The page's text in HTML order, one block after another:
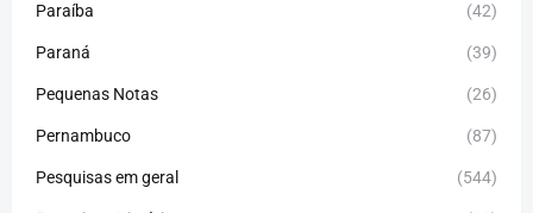
Paraíba (42)
Paraná (39)
Pequenas Notas (26)
Pernambuco (87)
Pesquisas em geral (544)